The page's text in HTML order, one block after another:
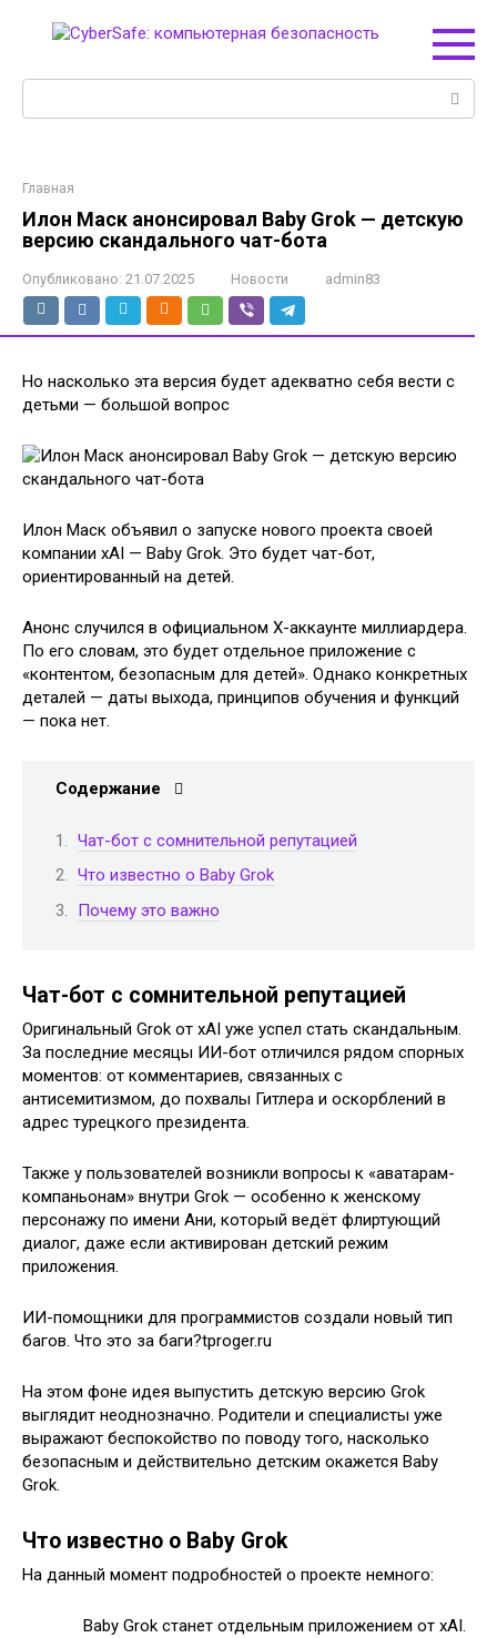
Главная
Илон Маск анонсировал Baby Grok — детскую
версию скандального чат-бота
Опубликовано: 21.07.2025 Новости admin83
Но насколько эта версия будет адекватно себя вести с
детьми — большой вопрос
Илон Маск объявил о запуске нового проекта своей
компании xAI — Baby Grok. Это будет чат-бот,
ориентированный на детей.
Анонс случился в официальном X-аккаунте миллиардера.
По его словам, это будет отдельное приложение с
«контентом, безопасным для детей». Однако конкретных
деталей — даты выхода, принципов обучения и функций
— пока нет.
Содержание
Чат-бот с сомнительной репутацией
Что известно о Baby Grok
Почему это важно
Чат-бот с сомнительной репутацией
Оригинальный Grok от xAI уже успел стать скандальным.
За последние месяцы ИИ-бот отличился рядом спорных
моментов: от комментариев, связанных с
антисемитизмом, до похвалы Гитлера и оскорблений в
адрес турецкого президента.
Также у пользователей возникли вопросы к «аватарам-
компаньонам» внутри Grok — особенно к женскому
персонажу по имени Ани, который ведёт флиртующий
диалог, даже если активирован детский режим
приложения.
ИИ-помощники для программистов создали новый тип
багов. Что это за баги?tproger.ru
На этом фоне идея выпустить детскую версию Grok
выглядит неоднозначно. Родители и специалисты уже
выражают беспокойство по поводу того, насколько
безопасным и действительно детским окажется Baby
Grok.
Что известно о Baby Grok
На данный момент подробностей о проекте немного:
Baby Grok станет отдельным приложением от xAI.